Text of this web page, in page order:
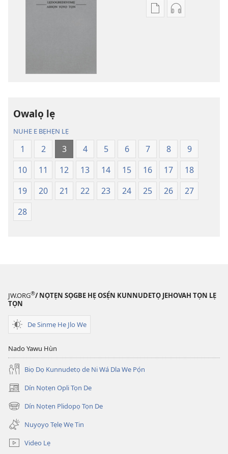
Lehe
Lẹdogbedevomẹ
Aihọn
Yọyọ
Tọn
(Zinjẹgbonu
Lehe
Aihọn
Yọyọ
Tọn
(Zinjẹgbonu
Owalọ lẹ
NUHE E BẸHẸN LẸ
1 2 3 4 5 6 7 8
9
10
11 12 13 14 15 16 17
18
19
20 21 22 23 24 25 26
27
28
JW.ORG®/ NỌTẸN SỌGBE HẸ OSẸ́N KUNNUDETỌ JEHOVAH TỌN LẸ
TỌN
De Sinmẹ He Jlo We
Nado Yawu Hùn
Biọ Dọ Kunnudetọ de Ni Wá Dla We Pọ́n
Dín Nọtẹn Opli Tọn De
(opens
new
window)
Dín Nọtẹn Plidopọ Tọn De
(opens
new
window)
Nuyọyọ Tẹlẹ Wẹ Tin
Video Lẹ